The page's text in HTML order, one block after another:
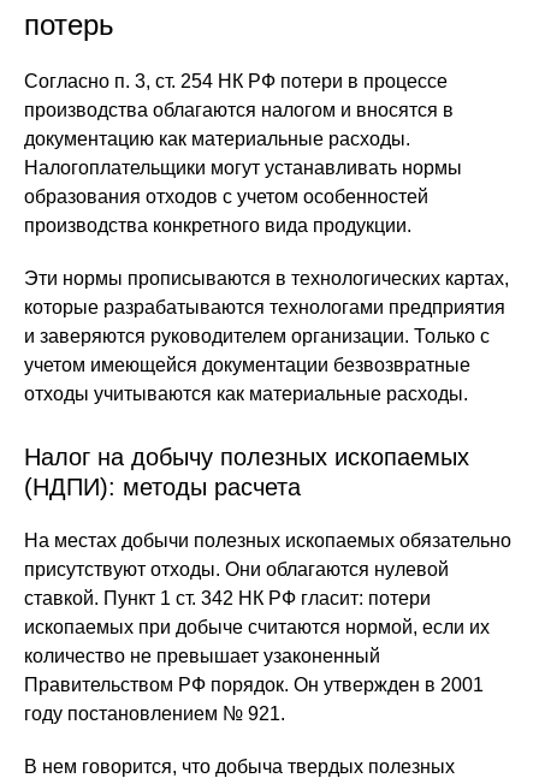
потерь
Согласно п. 3, ст. 254 НК РФ потери в процессе
производства облагаются налогом и вносятся в
документацию как материальные расходы.
Налогоплательщики могут устанавливать нормы
образования отходов с учетом особенностей
производства конкретного вида продукции.
Эти нормы прописываются в технологических картах,
которые разрабатываются технологами предприятия
и заверяются руководителем организации. Только с
учетом имеющейся документации безвозвратные
отходы учитываются как материальные расходы.
Налог на добычу полезных ископаемых
(НДПИ): методы расчета
На местах добычи полезных ископаемых обязательно
присутствуют отходы. Они облагаются нулевой
ставкой. Пункт 1 ст. 342 НК РФ гласит: потери
ископаемых при добыче считаются нормой, если их
количество не превышает узаконенный
Правительством РФ порядок. Он утвержден в 2001
году постановлением № 921.
В нем говорится, что добыча твердых полезных